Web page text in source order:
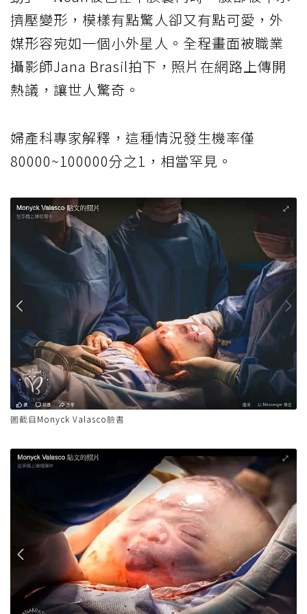
擠壓變形，模樣有點驚人卻又有點可愛，外
媒形容宛如一個小外星人。全程畫面被職業
攝影師Jana Brasil拍下，照片在網路上傳開
熱議，讓世人驚奇。
婦產科專家解釋，這種情況發生機率僅
80000~100000分之1，相當罕見。
圖截自Monyck Valasco臉書